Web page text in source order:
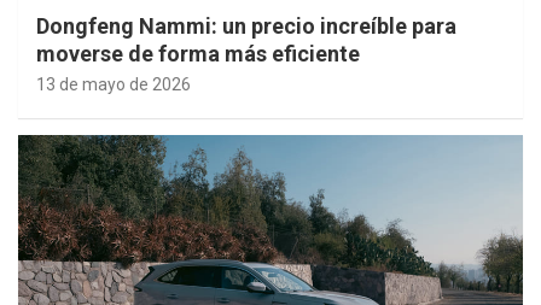
Dongfeng Nammi: un precio increíble para
moverse de forma más eficiente
13 de mayo de 2026